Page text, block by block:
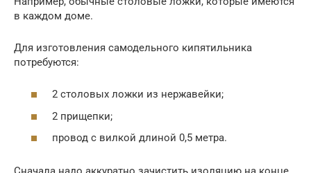
в каждом доме.
Для изготовления самодельного кипятильника
потребуются:
2 столовых ложки из нержавейки;
2 прищепки;
провод с вилкой длиной 0,5 метра.